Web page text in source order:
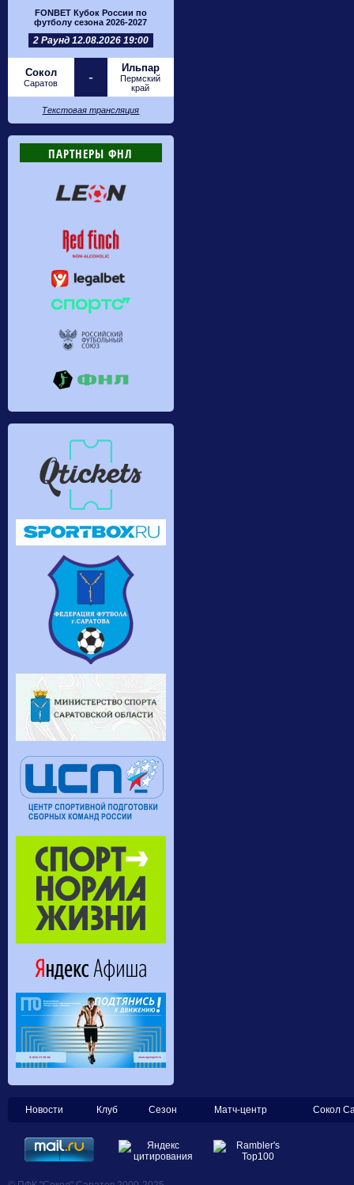
FONBET Кубок России по
футболу сезона 2026-2027
2 Раунд 12.08.2026 19:00
Сокол
Саратов -
Ильпар
Пермский
край
Текстовая трансляция
ПАРТНЕРЫ ФНЛ
Новости Клуб Сезон Матч-центр Сокол